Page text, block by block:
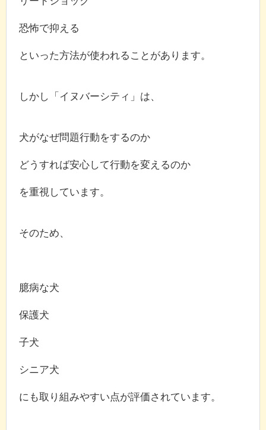
恐怖で抑える
といった方法が使われることがあります。
しかし「イヌバーシティ」は、
犬がなぜ問題行動をするのか
どうすれば安心して行動を変えるのか
を重視しています。
そのため、
臆病な犬
保護犬
子犬
シニア犬
にも取り組みやすい点が評価されています。